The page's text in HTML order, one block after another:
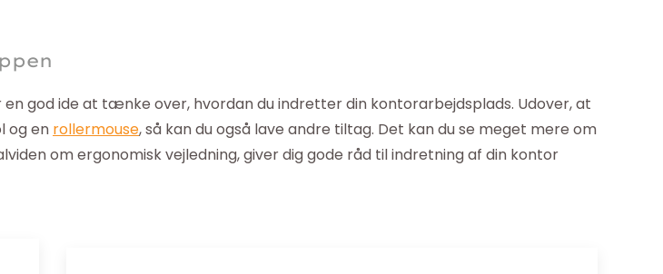
god ide at tænke over, hvordan du indretter din kontorarbejdsplads. Udover, at
og en rollermouse, så kan du også lave andre tiltag. Det kan du se meget mere om
om ergonomisk vejledning, giver dig gode råd til indretning af din kontor